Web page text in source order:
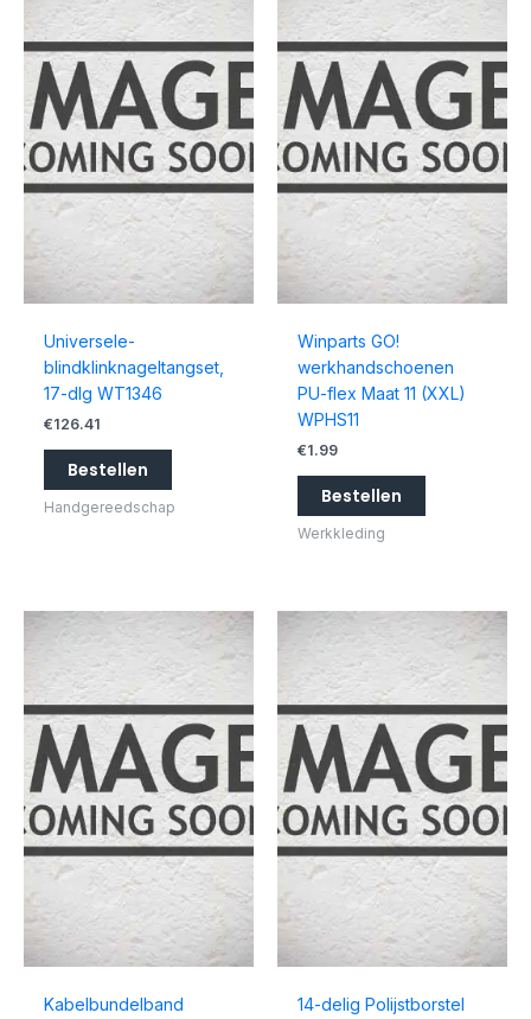
Universele-
blindklinknageltangset,
17-dlg WT1346
€126.41
Bestellen
Handgereedschap
Winparts GO!
werkhandschoenen
PU-flex Maat 11 (XXL)
WPHS11
€1.99
Bestellen
Werkkleding
Kabelbundelband
14-delig Polijstborstel